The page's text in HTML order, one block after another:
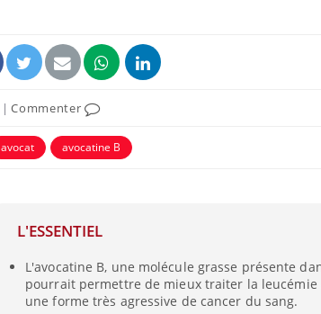
|Commenter
avocat avocatine B
L'ESSENTIEL
L'avocatine B, une molécule grasse présente
pourrait permettre de mieux traiter la leucémie
une forme très agressive de cancer du sang.